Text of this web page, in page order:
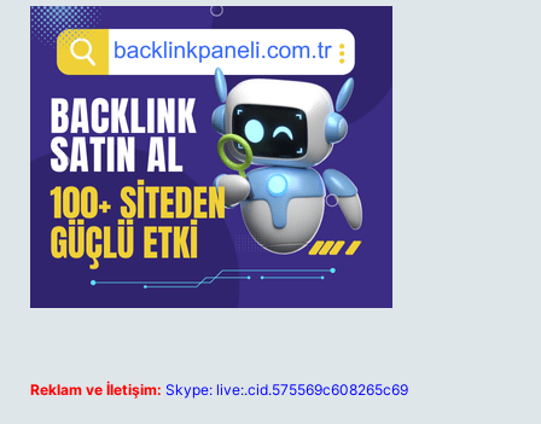
Reklam ve İletişim: Skype: live:.cid.575569c608265c69